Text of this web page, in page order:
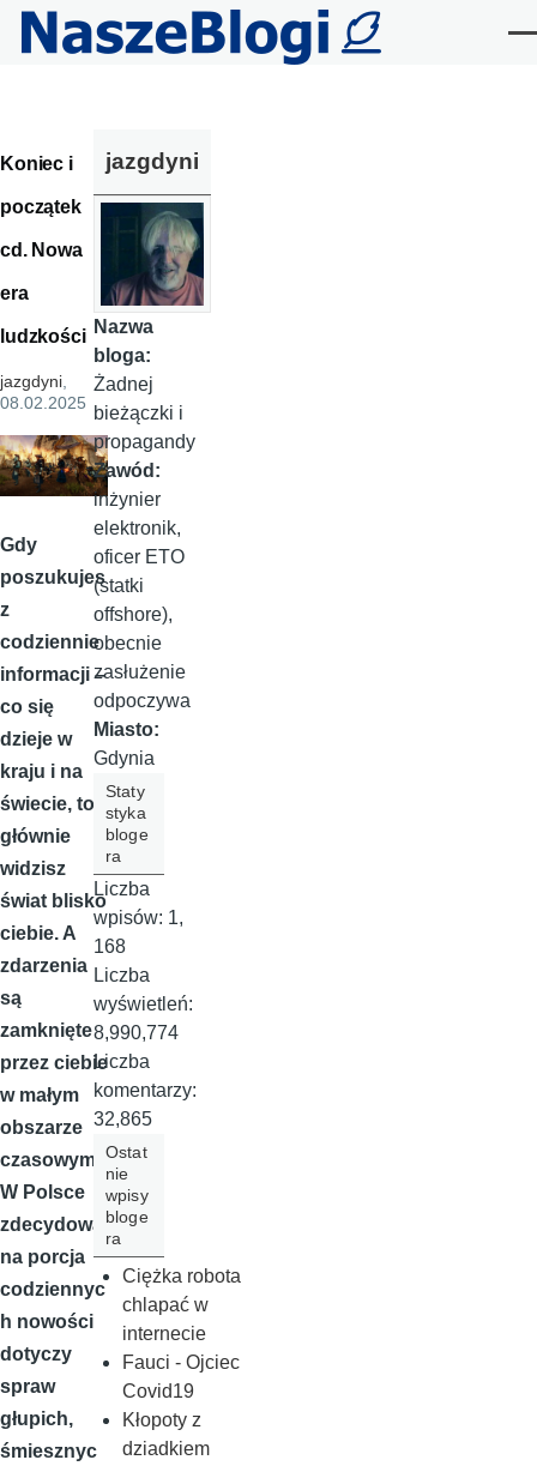
Przejdź do treści
Koniec i
początek
cd. Nowa
era
ludzkości
jazgdyni,
08.02.2025
Gdy
poszukujes
z
codziennie
informacji –
co się
dzieje w
kraju i na
świecie, to
głównie
widzisz
świat blisko
ciebie. A
zdarzenia
są
zamknięte
przez ciebie
w małym
obszarze
czasowym.
W Polsce
zdecydowa
na porcja
codziennyc
h nowości
dotyczy
spraw
głupich,
śmiesznyc
jazgdyni
Nazwa
bloga:
Żadnej
bieżączki i
propagandy
Zawód:
inżynier
elektronik,
oficer ETO
(statki
offshore),
obecnie
zasłużenie
odpoczywa
Miasto:
Gdynia
Staty
styka
bloge
ra
Liczba
wpisów: 1,
168
Liczba
wyświetleń:
8,990,774
Liczba
komentarzy:
32,865
Ostat
nie
wpisy
bloge
ra
Ciężka robota
chlapać w
internecie
Fauci - Ojciec
Covid19
Kłopoty z
dziadkiem